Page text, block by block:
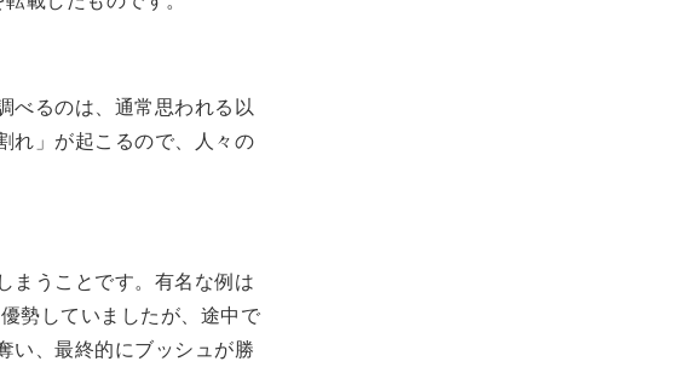
べるのは、通常思われる以
れ」が起こるので、人々の
まうことです。有名な例は
勢していましたが、途中で
い、最終的にブッシュが勝